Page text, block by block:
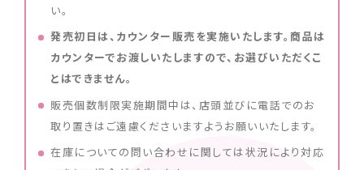
い。
発売初日は、カウンター販売を実施いたします。商品は
カウンターでお渡しいたしますので、お選びいただくこ
とはできません。
販売個数制限実施期間中は、店頭並びに電話でのお
取り置きはご遠慮くださいますようお願いいたします。
在庫についての問い合わせに関しては状況により対応